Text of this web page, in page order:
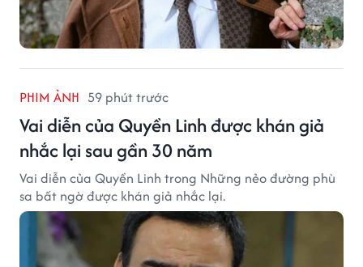
PHIM ẢNH 59 phút trước
Vai diễn của Quyền Linh được khán giả
nhắc lại sau gần 30 năm
Vai diễn của Quyền Linh trong Những nẻo đường phù
sa bất ngờ được khán giả nhắc lại.